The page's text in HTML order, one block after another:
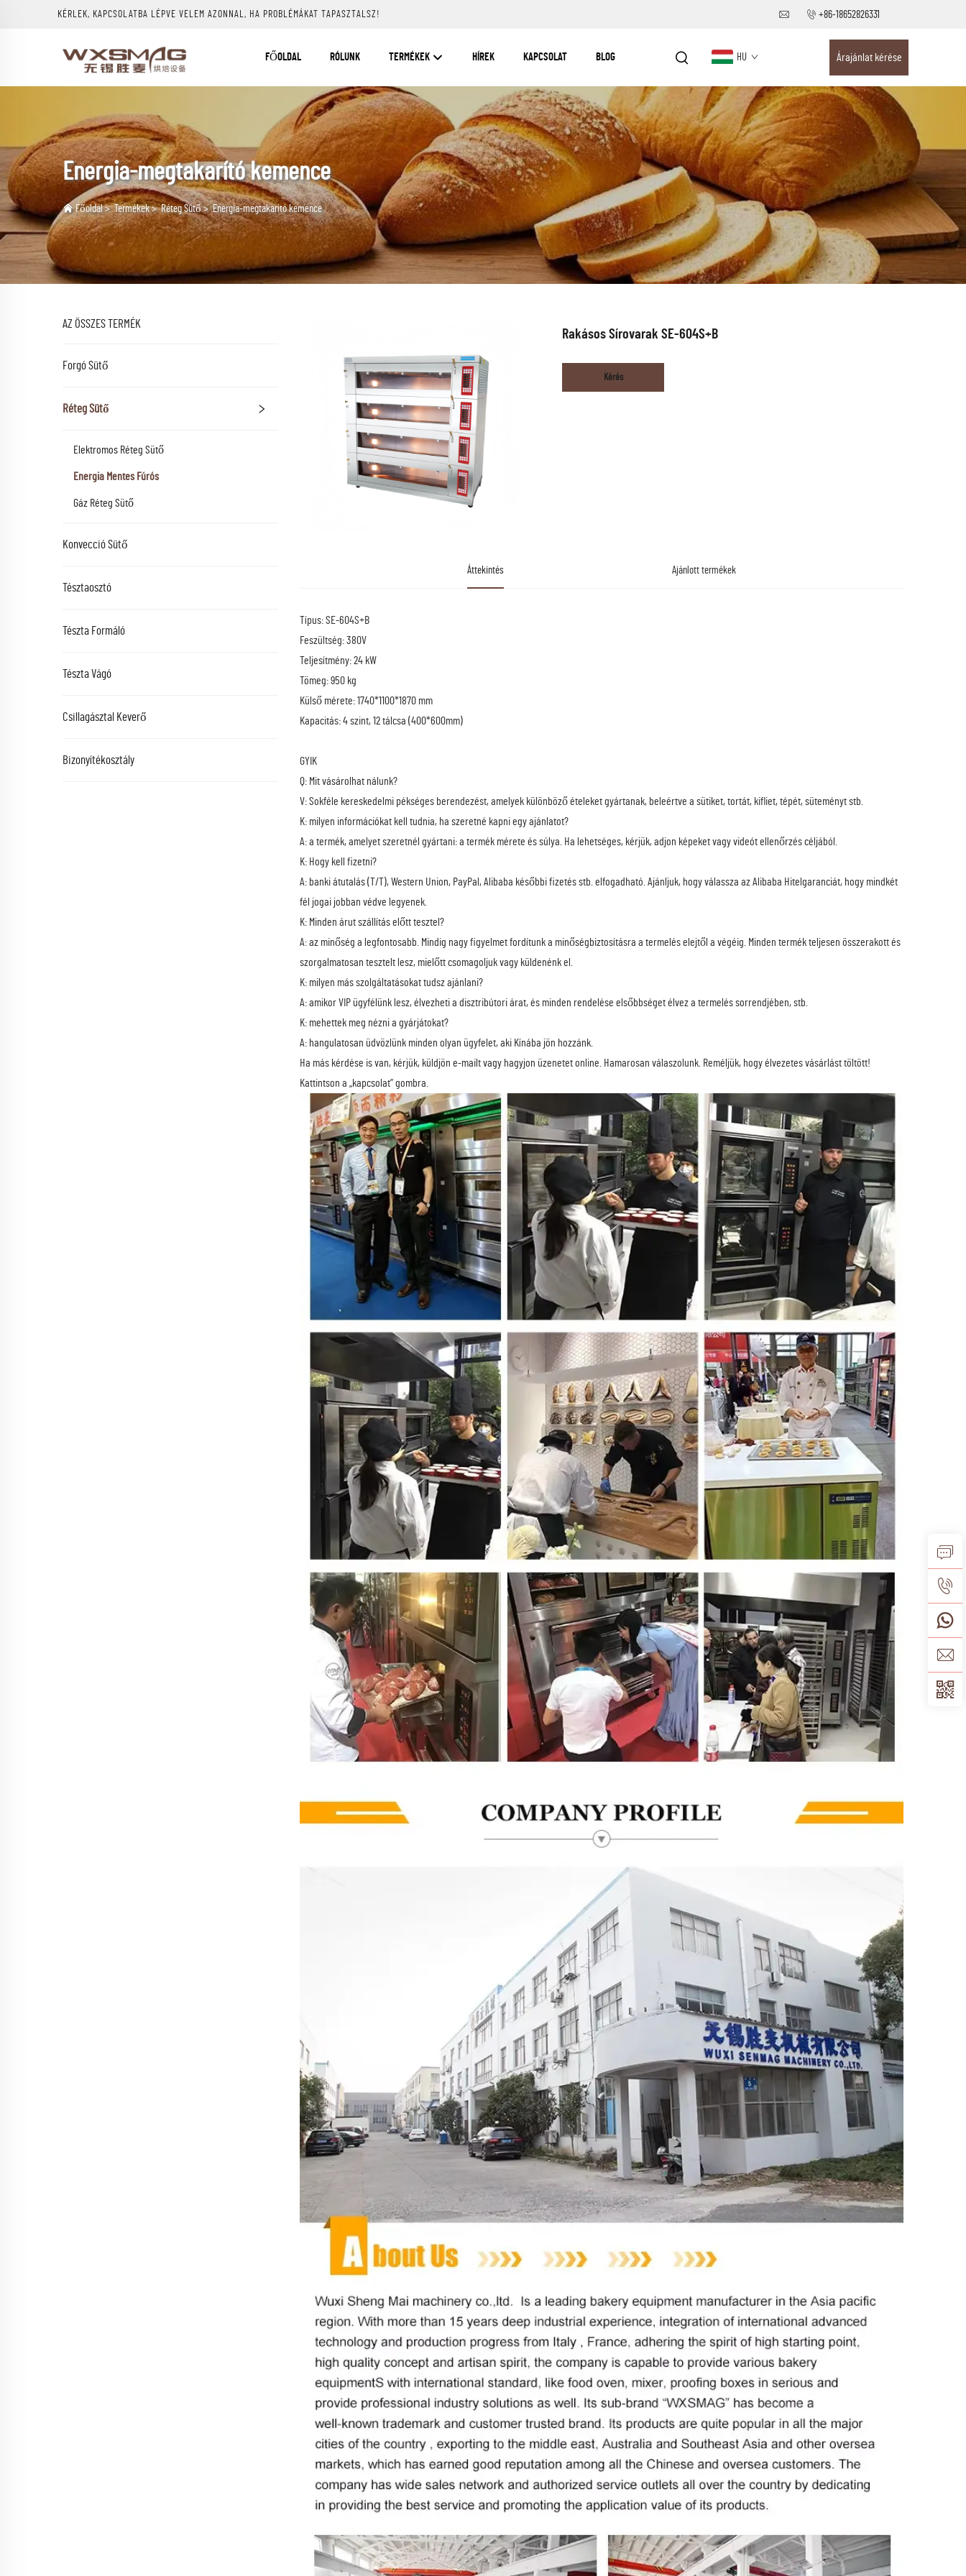
KÉRLEK, KAPCSOLATBA LÉPVE VELEM AZONNAL, HA PROBLÉMÁKAT TAPASZTALSZ! +86-18652826331
FŐOLDAL RÓLUNK TERMÉKEK HÍREK KAPCSOLAT BLOG HU Árajánlat kérése
Energia-megtakarító kemence
Főoldal>Termékek>Réteg Sütő>Energia-megtakarító kemence
AZ ÖSSZES TERMÉK
Forgó Sütő
Réteg Sütő
Elektromos Réteg Sütő
Energia Mentes Fúrós
Gáz Réteg Sütő
Konvecció Sütő
Tésztaosztó
Tészta Formáló
Tészta Vágó
Csillagásztal Keverő
Bizonyítékosztály
Rakásos Sírovarak SE-604S+B
Kérés
Áttekintés Ajánlott termékek
Típus: SE-604S+B
Feszültség: 380V
Teljesítmény: 24 kW
Tömeg: 950 kg
Külső mérete: 1740*1100*1870 mm
Kapacitás: 4 szint, 12 tálcsa (400*600mm)
GYIK
Q: Mit vásárolhat nálunk?
V: Sokféle kereskedelmi pékséges berendezést, amelyek különböző ételeket gyártanak, beleértve a sütiket, tortát, kifliet, tépét, süteményt stb.
K: milyen információkat kell tudnia, ha szeretné kapni egy ajánlatot?
A: a termék, amelyet szeretnél gyártani: a termék mérete és súlya. Ha lehetséges, kérjük, adjon képeket vagy videót ellenőrzés céljából.
K: Hogy kell fizetni?
A: banki átutalás (T/T), Western Union, PayPal, Alibaba későbbi fizetés stb. elfogadható. Ajánljuk, hogy válassza az Alibaba Hitelgaranciát, hogy mindkét
fél jogai jobban védve legyenek.
K: Minden árut szállítás előtt tesztel?
A: az minőség a legfontosabb. Mindig nagy figyelmet fordítunk a minőségbiztosításra a termelés elejtől a végéig. Minden termék teljesen összerakott és
szorgalmatosan tesztelt lesz, mielőtt csomagoljuk vagy küldenénk el.
K: milyen más szolgáltatásokat tudsz ajánlani?
A: amikor VIP ügyfélünk lesz, élvezheti a disztribútori árat, és minden rendelése elsőbbséget élvez a termelés sorrendjében, stb.
K: mehettek meg nézni a gyárjátokat?
A: hangulatosan üdvözlünk minden olyan ügyfelet, aki Kínába jön hozzánk.
Ha más kérdése is van, kérjük, küldjön e-mailt vagy hagyjon üzenetet online. Hamarosan válaszolunk. Reméljük, hogy élvezetes vásárlást töltött!
Kattintson a „kapcsolat” gombra.